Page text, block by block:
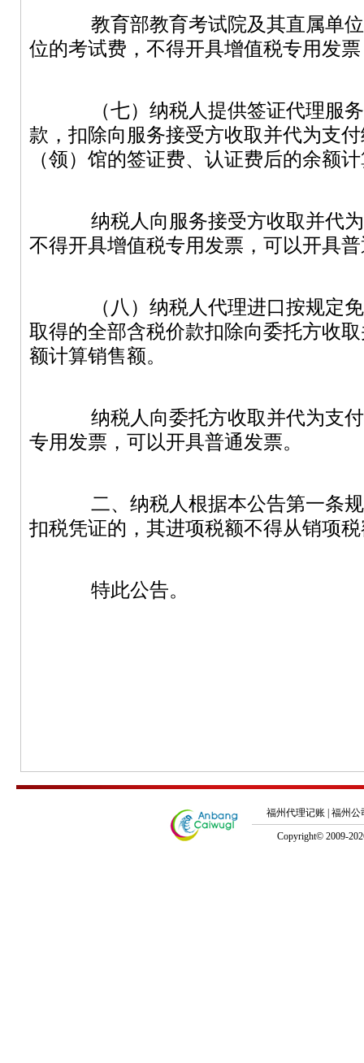
教育部教育考试院及其直属单位
位的考试费，不得开具增值税专用发
（七）纳税人提供签证代理服务
款，扣除向服务接受方收取并代为支
（领）馆的签证费、认证费后的余额
纳税人向服务接受方收取并代为
不得开具增值税专用发票，可以开具
（八）纳税人代理进口按规定免
取得的全部含税价款扣除向委托方收
额计算销售额。
纳税人向委托方收取并代为支付
专用发票，可以开具普通发票。
二、纳税人根据本公告第一条规
扣税凭证的，其进项税额不得从销项
特此公告。
福州代理记账 福州公
Copyright© 2009-